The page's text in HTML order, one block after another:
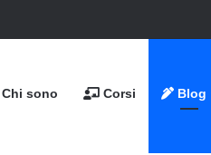
Chi sono Corsi Blog